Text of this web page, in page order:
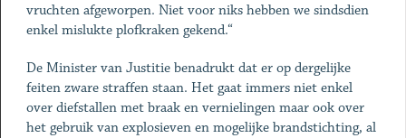
vruchten afgeworpen. Niet voor niks hebben we sindsdien
enkel mislukte plofkraken gekend.“
De Minister van Justitie benadrukt dat er op dergelijke
feiten zware straffen staan. Het gaat immers niet enkel
over diefstallen met braak en vernielingen maar ook over
het gebruik van explosieven en mogelijke brandstichting, al